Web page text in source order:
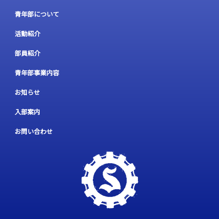
青年部について
活動紹介
部員紹介
青年部事業内容
お知らせ
入部案内
お問い合わせ